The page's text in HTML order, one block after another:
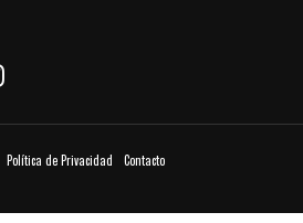
Política de Privacidad
Contacto